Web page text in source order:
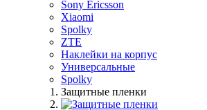
Sony Ericsson
Xiaomi
Spolky
ZTE
Наклейки на корпус
Универсальные
Spolky
Защитные пленки